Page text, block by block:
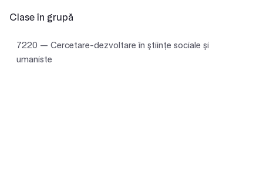
Clase în grupă
7220 — Cercetare-dezvoltare în ştiinţe sociale şi
umaniste